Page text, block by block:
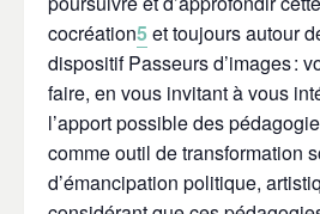
cocréation5et toujours autour
dispositif Passeurs d’images :
faire, en vous invitant à vous
l’apport possible des
comme outil de transformation
d’émancipation politique,